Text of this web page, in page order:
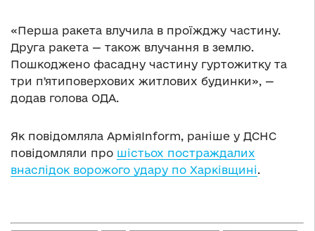
«Перша ракета влучила в проїжджу частину.
Друга ракета — також влучання в землю.
Пошкоджено фасадну частину гуртожитку та
три пʼятиповерхових житлових будинки», —
додав голова ОДА.
Як повідомляла АрміяInform, раніше у ДСНС
повідомляли про шістьох постраждалих
внаслідок ворожого удару по Харківщині.